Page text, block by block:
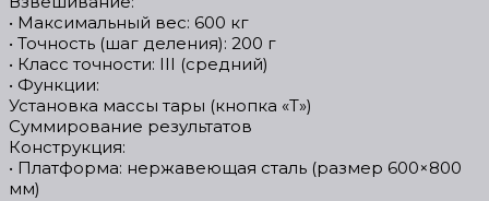
• Максимальный вес: 600 кг
• Точность (шаг деления): 200 г
• Класс точности: III (средний)
• Функции:
Установка массы тары (кнопка «T»)
Суммирование результатов
Конструкция:
• Платформа: нержавеющая сталь (размер 600×800
мм)